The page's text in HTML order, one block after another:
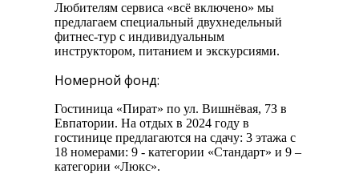
Любителям сервиса «всё включено» мы
предлагаем специальный двухнедельный
фитнес-тур с индивидуальным
инструктором, питанием и экскурсиями.
Номерной фонд:
Гостиница «Пират» по ул. Вишнёвая, 7З в
Евпатории. На отдых в 2024 году в
гостинице предлагаются на сдачу: 3 этажа с
18 номерами: 9 - категории «Стандарт» и 9 –
категории «Люкс».